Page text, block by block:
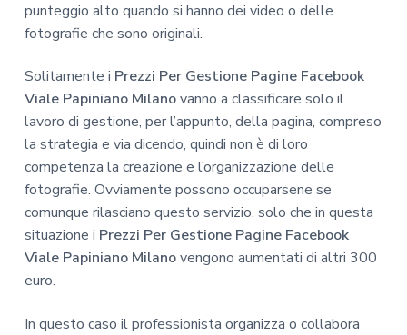
punteggio alto quando si hanno dei video o delle
fotografie che sono originali.
Solitamente i Prezzi Per Gestione Pagine Facebook
Viale Papiniano Milanovanno a classificare solo il
lavoro di gestione, per l’appunto, della pagina, compreso
la strategia e via dicendo, quindi non è di loro
competenza la creazione e l’organizzazione delle
fotografie. Ovviamente possono occuparsene se
comunque rilasciano questo servizio, solo che in questa
situazione i Prezzi Per Gestione Pagine Facebook
Viale Papiniano Milanovengono aumentati di altri 300
euro.
In questo caso il professionista organizza o collabora